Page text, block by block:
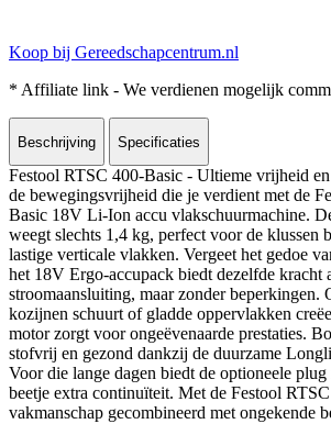
Koop bij Gereedschapcentrum.nl
* Affiliate link - We verdienen mogelijk
Beschrijving Specificaties
Festool RTSC 400-Basic - Ultieme vrijheid
de bewegingsvrijheid die je verdient met de
Basic 18V Li-Ion accu vlakschuurmachine.
weegt slechts 1,4 kg, perfect voor de klussen
lastige verticale vlakken. Vergeet het gedoe
het 18V Ergo-accupack biedt dezelfde kracht
stroomaansluiting, maar zonder beperkingen.
kozijnen schuurt of gladde oppervlakken
motor zorgt voor ongeëvenaarde prestaties.
stofvrij en gezond dankzij de duurzame
Voor die lange dagen biedt de optioneele plug
beetje extra continuïteit. Met de Festool
vakmanschap gecombineerd met ongekende